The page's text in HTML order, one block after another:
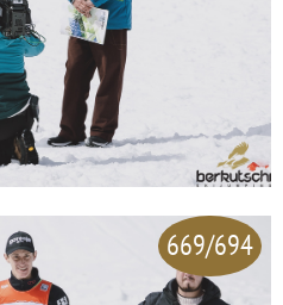
669/694